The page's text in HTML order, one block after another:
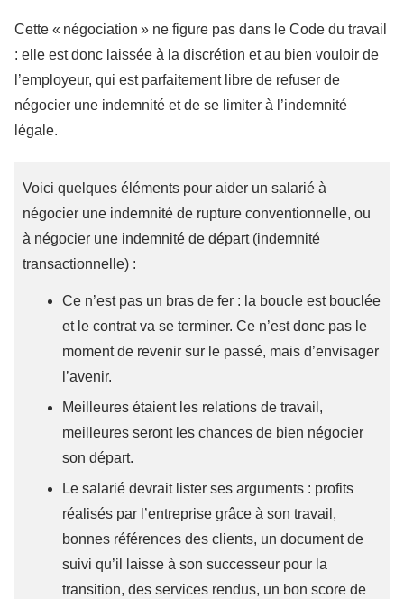
Cette « négociation » ne figure pas dans le Code du travail
: elle est donc laissée à la discrétion et au bien vouloir de
l’employeur, qui est parfaitement libre de refuser de
négocier une indemnité et de se limiter à l’indemnité
légale.
Voici quelques éléments pour aider un salarié à
négocier une indemnité de rupture conventionnelle, ou
à négocier une indemnité de départ (indemnité
transactionnelle) :
Ce n’est pas un bras de fer : la boucle est bouclée
et le contrat va se terminer. Ce n’est donc pas le
moment de revenir sur le passé, mais d’envisager
l’avenir.
Meilleures étaient les relations de travail,
meilleures seront les chances de bien négocier
son départ.
Le salarié devrait lister ses arguments : profits
réalisés par l’entreprise grâce à son travail,
bonnes références des clients, un document de
suivi qu’il laisse à son successeur pour la
transition, des services rendus, un bon score de